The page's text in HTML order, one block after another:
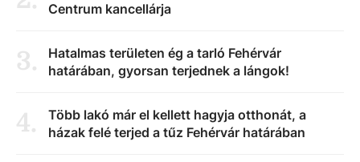
Centrum kancellárja
3.
Hatalmas területen ég a tarló Fehérvár
határában, gyorsan terjednek a lángok!
4.
Több lakó már el kellett hagyja otthonát, a
házak felé terjed a tűz Fehérvár határában